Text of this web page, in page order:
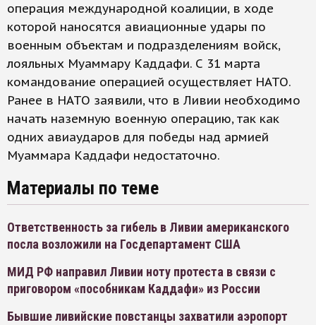
операция международной коалиции, в ходе
которой наносятся авиационные удары по
военным объектам и подразделениям войск,
лояльных Муаммару Каддафи. С 31 марта
командование операцией осуществляет НАТО.
Ранее в НАТО заявили, что в Ливии необходимо
начать наземную военную операцию, так как
одних авиаударов для победы над армией
Муаммара Каддафи недостаточно.
Материалы по теме
Ответственность за гибель в Ливии американского
посла возложили на Госдепартамент США
МИД РФ направил Ливии ноту протеста в связи с
приговором «пособникам Каддафи» из России
Бывшие ливийские повстанцы захватили аэропорт